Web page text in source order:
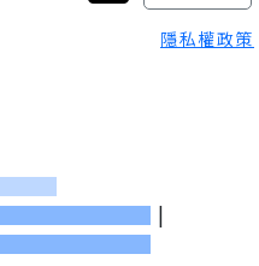
隱私權政策
|